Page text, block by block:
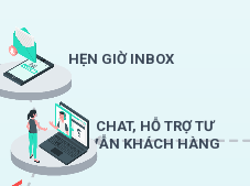
CHAT, HỖ TRỢ TƯ
VẪN KHÁCH HÀNG
HẸN GIỜ INBOX